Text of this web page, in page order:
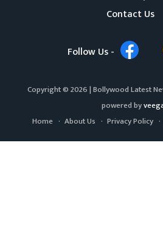
Contact Us
Follow Us -
Copyright © 2026 |Bollywood Latest
powered by
Home
About Us Privacy Policy